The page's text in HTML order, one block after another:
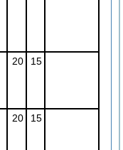
20 15
20 15